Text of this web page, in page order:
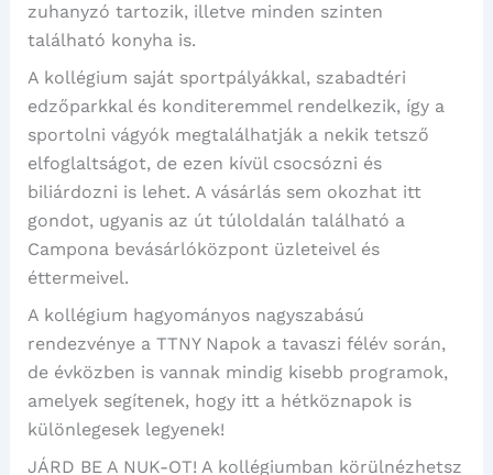
zuhanyzó tartozik, illetve minden szinten
található konyha is.
A kollégium saját sportpályákkal, szabadtéri
edzőparkkal és konditeremmel rendelkezik, így a
sportolni vágyók megtalálhatják a nekik tetsző
elfoglaltságot, de ezen kívül csocsózni és
biliárdozni is lehet. A vásárlás sem okozhat itt
gondot, ugyanis az út túloldalán található a
Campona bevásárlóközpont üzleteivel és
éttermeivel.
A kollégium hagyományos nagyszabású
rendezvénye a TTNY Napok a tavaszi félév során,
de évközben is vannak mindig kisebb programok,
amelyek segítenek, hogy itt a hétköznapok is
különlegesek legyenek!
JÁRD BE A NUK-OT! A kollégiumban körülnézhetsz